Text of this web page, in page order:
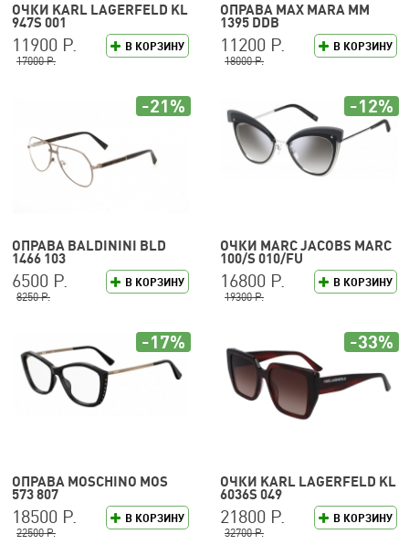
ОЧКИ KARL LAGERFELD KL
947S 001
В КОРЗИНУ
11900 Р.
17000 Р.
ОПРАВА MAX MARA MM
1395 DDB
В КОРЗИНУ
11200 Р.
18000 Р.
ОПРАВА BALDININI BLD
1466 103
В КОРЗИНУ
6500 Р.
8250 Р.
-21%
ОЧКИ MARC JACOBS MARC
100/S 010/FU
В КОРЗИНУ
16800 Р.
19300 Р.
-12%
ОПРАВА MOSCHINO MOS
573 807
В КОРЗИНУ
18500 Р.
22500 Р.
-17%
ОЧКИ KARL LAGERFELD KL
6036S 049
В КОРЗИНУ
21800 Р.
32700 Р.
-33%